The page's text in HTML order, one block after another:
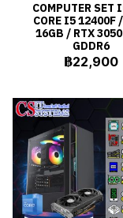
COMPUTER SET
CORE I5 12400F
16GB / RTX
GDDR6
฿22,900